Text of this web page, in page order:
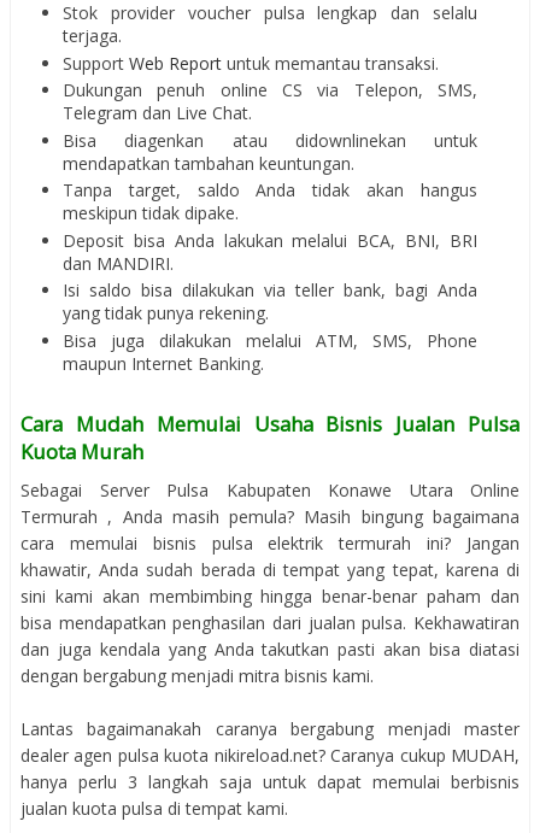
Stok provider voucher pulsa lengkap dan selalu
terjaga.
Support Web Report untuk memantau transaksi.
Dukungan penuh online CS via Telepon, SMS,
Telegram dan Live Chat.
Bisa diagenkan atau didownlinekan untuk
mendapatkan tambahan keuntungan.
Tanpa target, saldo Anda tidak akan hangus
meskipun tidak dipake.
Deposit bisa Anda lakukan melalui BCA, BNI, BRI
dan MANDIRI.
Isi saldo bisa dilakukan via teller bank, bagi Anda
yang tidak punya rekening.
Bisa juga dilakukan melalui ATM, SMS, Phone
maupun Internet Banking.
Cara Mudah Memulai Usaha Bisnis Jualan Pulsa
Kuota Murah
Sebagai Server Pulsa Kabupaten Konawe Utara Online
Termurah , Anda masih pemula? Masih bingung bagaimana
cara memulai bisnis pulsa elektrik termurah ini? Jangan
khawatir, Anda sudah berada di tempat yang tepat, karena di
sini kami akan membimbing hingga benar-benar paham dan
bisa mendapatkan penghasilan dari jualan pulsa. Kekhawatiran
dan juga kendala yang Anda takutkan pasti akan bisa diatasi
dengan bergabung menjadi mitra bisnis kami.
Lantas bagaimanakah caranya bergabung menjadi master
dealer agen pulsa kuota nikireload.net? Caranya cukup MUDAH,
hanya perlu 3 langkah saja untuk dapat memulai berbisnis
jualan kuota pulsa di tempat kami.